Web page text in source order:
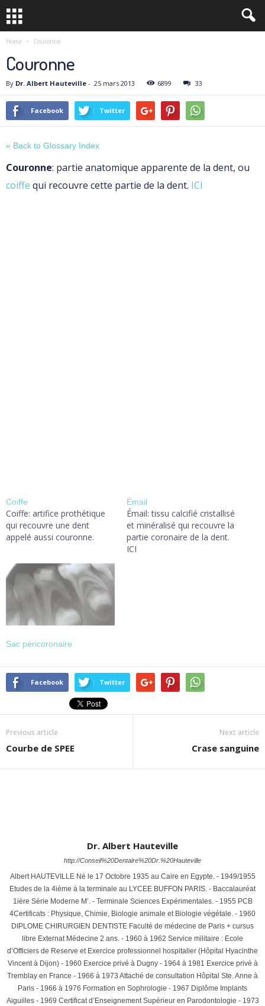
Home Couronne
Couronne
By Dr. Albert Hauteville - 25 mars 2013 6899 33
Facebook Twitter
« Back to Glossary Index
Couronne: partie anatomique apparente de la dent, ou
coiffe qui recouvre cette partie de la dent. ICI
Coiffe
Coiffe: artifice prothétique
qui recouvre une dent
appelé aussi couronne.
Émail
Émail: tissu calcifié cristallisé
et minéralisé qui recouvre la
partie coronaire de la dent.
ICI
Sac péricoronaire
Facebook Twitter
Previous article
Courbe de SPEE
Next article
Crase sanguine
Dr. Albert Hauteville
http://Conseil%20Dentaire%20Dr.%20Hauteville
Albert HAUTEVILLE Né le 17 Octobre 1935 au Caire en Egypte. - 1949/1955
Etudes de la 4ième à la terminale au LYCEE BUFFON PARIS. - Baccalauréat
1ière Série Moderne M’. - Terminale Sciences Expérimentales. - 1955 PCB
4Certificats : Physique, Chimie, Biologie animale et Biologie végétale. - 1960
DIPLOME CHIRURGIEN DENTISTE Faculté de médecine de Paris + cursus
libre Externat Médecine 2 ans. - 1960 à 1962 Service militaire : Ecole
d’Officiers de Reserve et Exercice professionnel hospitalier (Hôpital Hyacinthe
Vincent à Dijon) - 1960 Exercice privé à Dugny - 1964 à 1981 Exercice privé à
Tremblay en France - 1966 à 1973 Attaché de consultation Hôpital Ste. Anne à
Paris - 1966 à 1976 Formation en Sophrologie - 1967 Diplôme Implants
Aiguilles - 1969 Certificat d’Enseignement Supérieur en Parodontologie - 1973